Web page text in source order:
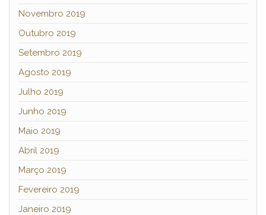
Novembro 2019
Outubro 2019
Setembro 2019
Agosto 2019
Julho 2019
Junho 2019
Maio 2019
Abril 2019
Março 2019
Fevereiro 2019
Janeiro 2019